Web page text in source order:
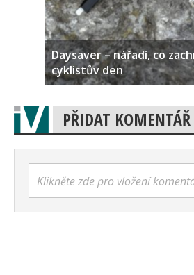
Daysaver – nářadí, co
cyklistův den
PŘIDAT KOMENTÁŘ
Klikněte zde pro vložení